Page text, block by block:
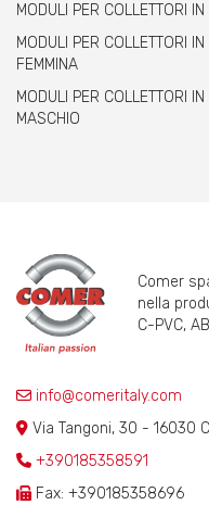
MODULI PER COLLETTORI
MODULI PER COLLETTORI
FEMMINA
MODULI PER COLLETTORI
MASCHIO
Comer
nella
C-PVC,
info@comeritaly.com
Via Tangoni, 30 - 16030
+390185358591
Fax: +390185358696